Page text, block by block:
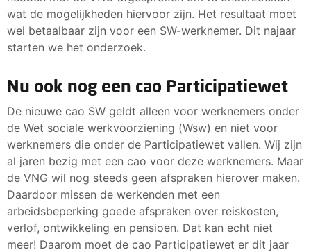
wat de mogelijkheden hiervoor zijn. Het resultaat moet
wel betaalbaar zijn voor een SW-werknemer. Dit najaar
starten we het onderzoek.
Nu ook nog een cao Participatiewet
De nieuwe cao SW geldt alleen voor werknemers onder
de Wet sociale werkvoorziening (Wsw) en niet voor
werknemers die onder de Participatiewet vallen. Wij zijn
al jaren bezig met een cao voor deze werknemers. Maar
de VNG wil nog steeds geen afspraken hierover maken.
Daardoor missen de werkenden met een
arbeidsbeperking goede afspraken over reiskosten,
verlof, ontwikkeling en pensioen. Dat kan echt niet
meer! Daarom moet de cao Participatiewet er dit jaar